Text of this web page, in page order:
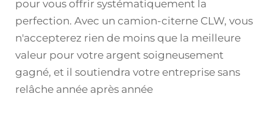
pour vous offrir systématiquement la
perfection. Avec un camion-citerne CLW, vous
n'accepterez rien de moins que la meilleure
valeur pour votre argent soigneusement
gagné, et il soutiendra votre entreprise sans
relâche année après année